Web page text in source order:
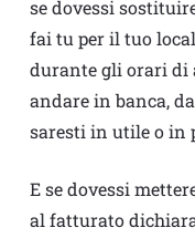
se dovessi
fai tu per il tuo
durante gli orari di
andare in banca,
saresti in utile o in
E se dovessi
al fatturato